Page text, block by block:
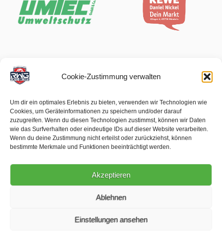
Cookie-Zustimmung verwalten
Um dir ein optimales Erlebnis zu bieten, verwenden wir Technologien wie
Cookies, um Geräteinformationen zu speichern und/oder darauf
zuzugreifen. Wenn du diesen Technologien zustimmst, können wir Daten
wie das Surfverhalten oder eindeutige IDs auf dieser Website verarbeiten.
Wenn du deine Zustimmung nicht erteilst oder zurückziehst, können
bestimmte Merkmale und Funktionen beeinträchtigt werden.
Akzeptieren
Ablehnen
Einstellungen ansehen